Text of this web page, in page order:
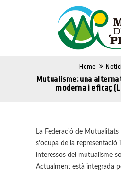
Home
Mutualisme: una
moderna i eficaç
La Federació de Mutualitats
s’ocupa de la representació
interessos del mutualisme
Actualment està integrada